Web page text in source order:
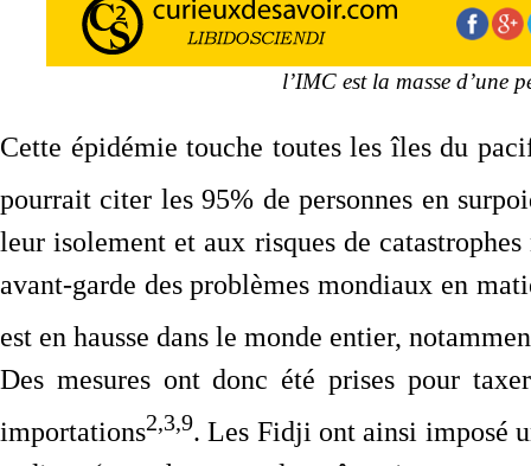
l’IMC est la masse d’une
Cette épidémie touche toutes les îles du
pourrait citer les 95% de personnes en
leur isolement et aux risques de
avant-garde des problèmes mondiaux en
est en hausse dans le monde entier,
Des mesures ont donc été prises pour
importations2,3,9. Les Fidji ont ainsi imposé